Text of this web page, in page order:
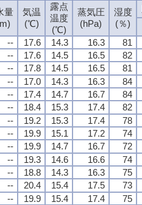
量
気温
(℃)
露点
温度
(℃)
蒸気圧
(hPa)
湿度
(％)
-- 17.6 14.3 16.3 81
-- 17.6 14.5 16.5 82
-- 17.8 14.5 16.5 81
-- 17.0 14.3 16.3 84
-- 17.4 14.7 16.7 84
-- 18.4 15.3 17.4 82
-- 19.2 15.3 17.4 78
-- 19.9 15.1 17.2 74
-- 19.9 14.7 16.7 72
-- 19.3 14.6 16.6 74
-- 18.8 14.3 16.3 75
-- 20.4 15.4 17.5 73
-- 19.9 15.4 17.4 75